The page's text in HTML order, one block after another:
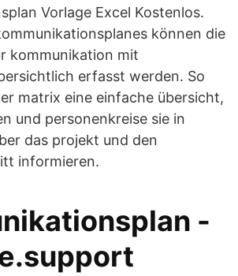
Vorlage Excel Kostenlos.
können die
kommunikation mit
erfasst werden. So
matrix eine einfache übersicht,
und personenkreise sie in
das projekt und den
informieren.
-